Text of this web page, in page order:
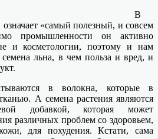
В
«самый полезный, и совсем
промышленности он активно
и косметологии, поэтому и нам
семена льна, в чем польза и вред, и
в волокна, которые в
А семена растения являются
добавкой, которая может
различных проблем со здоровьем,
для похудения. Кстати, сама